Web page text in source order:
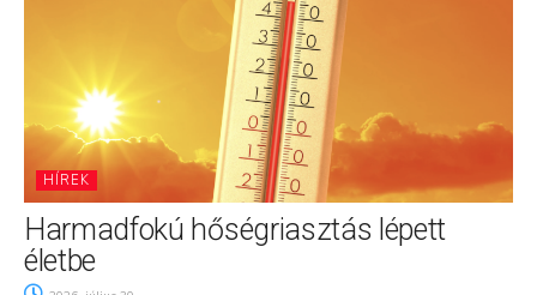
HÍREK
Harmadfokú hőségriasztás lépett
életbe